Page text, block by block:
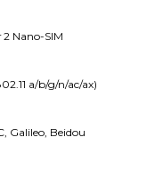
Nano-SIM
a/b/g/n/ac/ax)
Galileo, Beidou